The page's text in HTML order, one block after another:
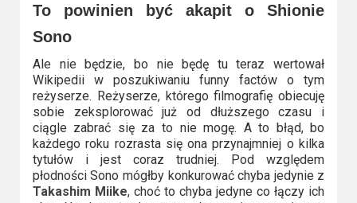
Podsumowania
2023
2022
2021
2020
To powinien być akapit o Shionie
Sono
Ale nie będzie, bo nie będę tu teraz wertował
Wikipedii w poszukiwaniu funny factów o tym
reżyserze. Reżyserze, którego filmografię obiecuję
sobie zeksplorować już od dłuższego czasu i
ciągle zabrać się za to nie mogę. A to błąd, bo
każdego roku rozrasta się ona przynajmniej o kilka
tytułów i jest coraz trudniej. Pod względem
płodności Sono mógłby konkurować chyba jedynie z
Takashim Miike, choć to chyba jedyne co łączy ich